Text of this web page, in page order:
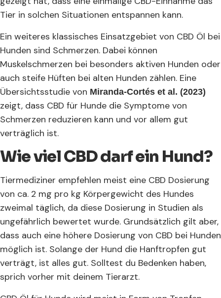
Tier in solchen Situationen entspannen kann.
Ein weiteres klassisches Einsatzgebiet von CBD Öl bei
Hunden sind Schmerzen. Dabei können
Muskelschmerzen bei besonders aktiven Hunden oder
auch steife Hüften bei alten Hunden zählen. Eine
Übersichtsstudie von Miranda-Cortés et al. (2023)
zeigt, dass CBD für Hunde die Symptome von
Schmerzen reduzieren kann und vor allem gut
verträglich ist.
Wie viel CBD darf ein Hund?
Tiermediziner empfehlen meist eine CBD Dosierung
von ca. 2 mg pro kg Körpergewicht des Hundes
zweimal täglich, da diese Dosierung in Studien als
ungefährlich bewertet wurde. Grundsätzlich gilt aber,
dass auch eine höhere Dosierung von CBD bei Hunden
möglich ist. Solange der Hund die Hanftropfen gut
verträgt, ist alles gut. Solltest du Bedenken haben,
sprich vorher mit deinem Tierarzt.